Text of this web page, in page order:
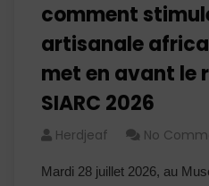
comment
artisanale
met en avant le
SIARC 2026
Herdjeaf No
Mardi 28 juillet 2026, au